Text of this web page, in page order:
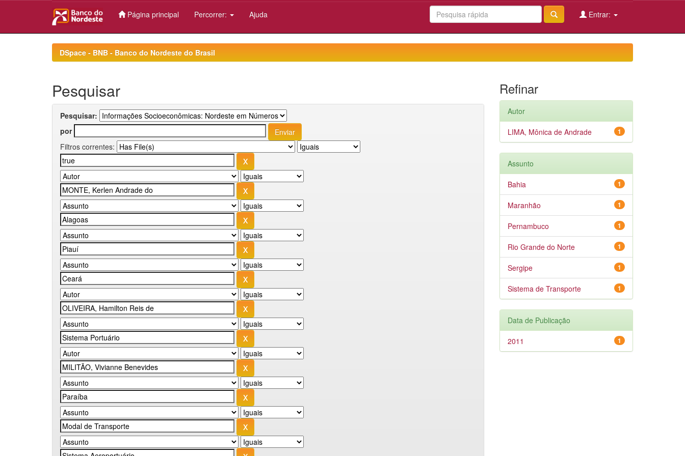
Página principal Percorrer: Ajuda Entrar:
DSpace - BNB - Banco do Nordeste do Brasil
Pesquisar
Pesquisar:
por
Filtros correntes:
Refinar
Autor
1
LIMA, Mônica de Andrade
Assunto
1
Bahia
1
Maranhão
1
Pernambuco
1
Rio Grande do Norte
1
Sergipe
1
Sistema de Transporte
Data de Publicação
1
2011